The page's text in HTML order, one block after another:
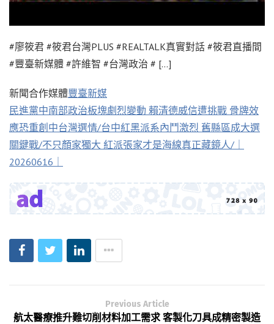
#廖筱君 #筱君台灣PLUS #REALTALK真實對話 #筱君直播間
#豐臺新媒體 #許維智 #台灣政治 # […]
新聞合作媒體豐臺新媒
民進黨中南部政治板塊劇烈變動 賴清德威信遭挑戰 骨牌效
應恐重創中台灣選情/台中紅黑派系內鬥激烈 舊縣區成大選
關鍵戰/不只顏家獨大 紅派張家才是海線真正藏鏡人/｜
20260616｜
Previous Article
航太醫療推升難切削材料加工需求 客製化刀具成精密製造